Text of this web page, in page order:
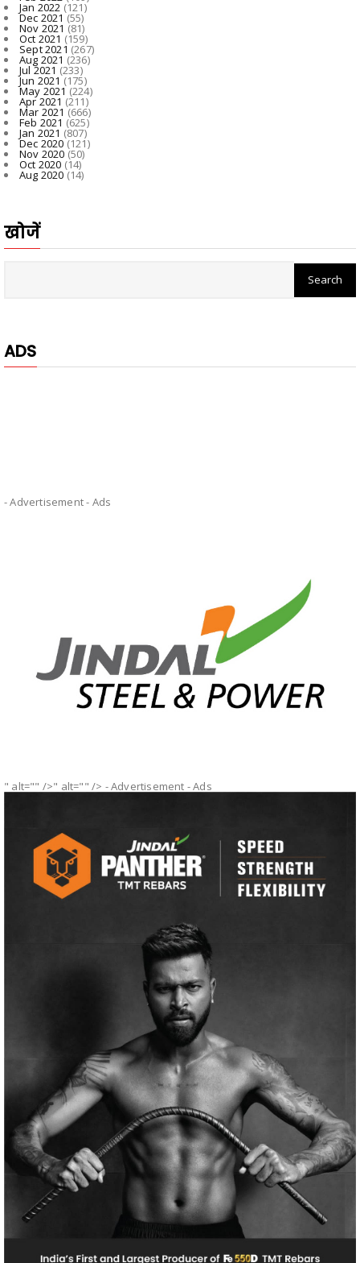
Jan 2022 (121)
Dec 2021 (55)
Nov 2021 (81)
Oct 2021 (159)
Sept 2021 (267)
Aug 2021 (236)
Jul 2021 (233)
Jun 2021(175)
May 2021(224)
Apr 2021 (211)
Mar 2021 (666)
Feb 2021 (625)
Jan 2021 (807)
Dec 2020(121)
Nov 2020 (50)
Oct 2020 (14)
Aug 2020(14)
खोजें
ADS
- Advertisement - Ads
" alt="" />" alt="" /> - Advertisement -Ads